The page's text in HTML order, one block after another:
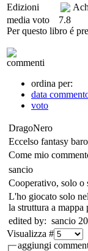
Edizioni
media voto
7.8
Per questo libro é
commenti
ordina per:
data
voto
DragoNero
Eccelso fantasy
Come mio
sancio
Cooperativo, solo o
L'ho giocato solo
la struttura a
edited by: sancio
Visualizza #
aggiungi